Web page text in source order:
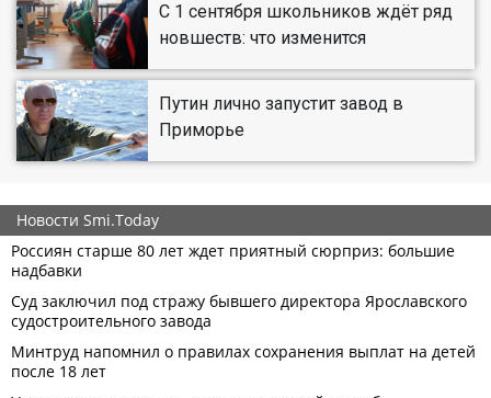
С 1 сентября школьников ждёт ряд
новшеств: что изменится
Путин лично запустит завод в
Приморье